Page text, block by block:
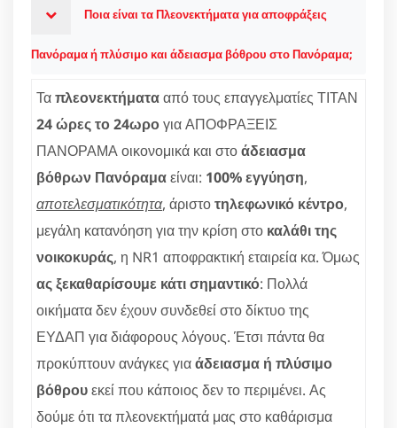
Ποια είναι τα Πλεονεκτήματα για αποφράξεις
Πανόραμα ή πλύσιμο και άδειασμα βόθρου στο Πανόραμα;
Ταπλεονεκτήματααπό τους επαγγελματίες ΤΙΤΑΝ
24 ώρες το 24ωρογια ΑΠΟΦΡΑΞΕΙΣ
ΠΑΝΟΡΑΜΑ οικονομικά και στοάδειασμα
βόθρων Πανόραμαείναι: 100% εγγύηση,
αποτελεσματικότητα, άριστοτηλεφωνικό κέντρο,
μεγάλη κατανόηση για την κρίση στο καλάθι της
νοικοκυράς, η NR1 αποφρακτική εταιρεία κα. Όμως
ας ξεκαθαρίσουμε κάτι σημαντικό: Πολλά
οικήματα δεν έχουν συνδεθεί στο δίκτυο της
ΕΥΔΑΠ για διάφορους λόγους. Έτσι πάντα θα
προκύπτουν ανάγκες γιαάδειασμα ή πλύσιμο
βόθρουεκεί που κάποιος δεν το περιμένει. Ας
δούμε ότι τα πλεονεκτήματά μας στο καθάρισμα